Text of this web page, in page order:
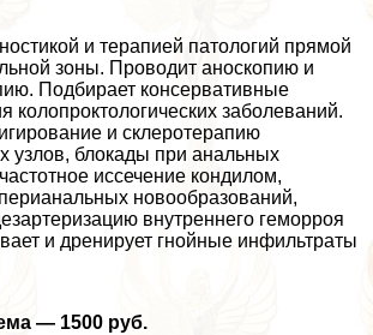
и терапией патологий прямой
зоны. Проводит аноскопию и
Подбирает консервативные
колопроктологических заболеваний.
и склеротерапию
узлов, блокады при aнaльных
иссечение кондилом,
новообразований,
внутреннего геморроя
и дренирует гнойные инфильтраты
— 1500 руб.